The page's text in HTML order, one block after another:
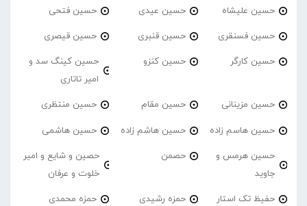
حسین علیشاه حسین عیدی حسین فتحی
حسین فسنقری حسین قنبری حسین قیصری
حسین کارگر حسین کنزو
حسین کینگ سد و
امیر تاتاری
حسین مزینانی حسین مقام حسین منتظری
حسین هاسم زاده حسین هاشم زاده حسین هاشمی
حسین هرمس و
جاوید
حصمن
حصین و شایع و امیر
خلوت و عرفان
حفیظ تک استار حمزه رشیدی حمزه محمدی